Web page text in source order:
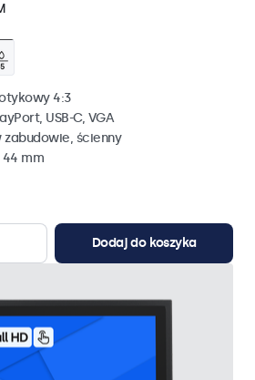
4:3
USB-C, VGA
ścienny
44 mm
Dodaj do koszyka